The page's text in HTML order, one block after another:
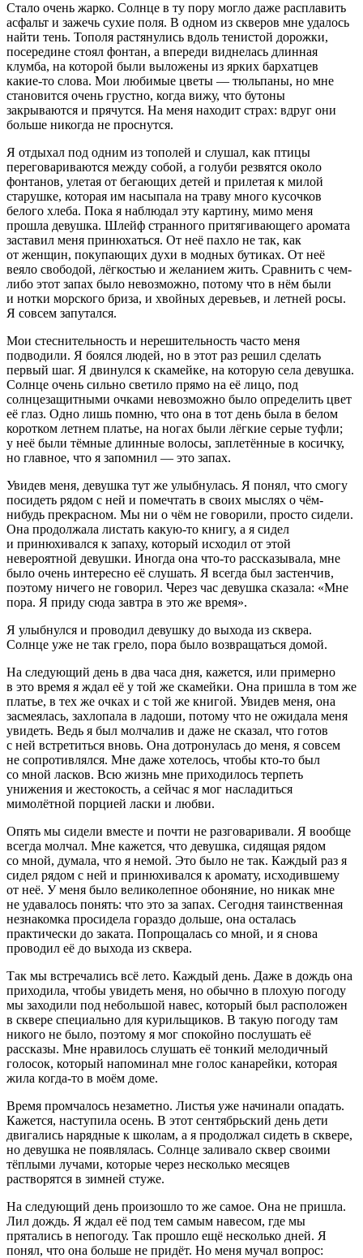
Стало очень жарко. Солнце в ту пору могло даже расплавить
асфальт и зажечь сухие поля. В одном из скверов мне удалось
найти тень. Тополя растянулись вдоль тенистой дорожки,
посередине стоял фонтан, а впереди виднелась длинная
клумба, на которой были выложены из ярких бархатцев
какие-то слова. Мои любимые цветы — тюльпаны, но мне
становится очень грустно, когда вижу, что бутоны
закрываются и прячутся. На меня находит страх: вдруг они
больше никогда не проснутся.
Я отдыхал под одним из тополей и слушал, как птицы
переговариваются между собой, а голуби резвятся около
фонтанов, улетая от бегающих детей и прилетая к милой
старушке, которая им насыпала на траву много кусочков
белого хлеба. Пока я наблюдал эту картину, мимо меня
прошла девушка. Шлейф странного притягивающего аромата
заставил меня принюхаться. От неё пахло не так, как
от женщин, покупающих духи в модных бутиках. От неё
веяло свободой, лёгкостью и желанием жить. Сравнить с чем-
либо этот запах было невозможно, потому что в нём были
и нотки морского бриза, и хвойных деревьев, и летней росы.
Я совсем запутался.
Мои стеснительность и нерешительность часто меня
подводили. Я боялся людей, но в этот раз решил сделать
первый шаг. Я двинулся к скамейке, на которую села девушка.
Солнце очень сильно светило прямо на её лицо, под
солнцезащитными очками невозможно было определить цвет
её глаз. Одно лишь помню, что она в тот день была в белом
коротком летнем платье, на ногах были лёгкие серые туфли;
у неё были тёмные длинные волосы, заплетённые в косичку,
но главное, что я запомнил — это запах.
Увидев меня, девушка тут же улыбнулась. Я понял, что смогу
посидеть рядом с ней и помечтать в своих мыслях о чём-
нибудь прекрасном. Мы ни о чём не говорили, просто сидели.
Она продолжала листать какую-то книгу, а я сидел
и принюхивался к запаху, который исходил от этой
невероятной девушки. Иногда она что-то рассказывала, мне
было очень интересно её слушать. Я всегда был застенчив,
поэтому ничего не говорил. Через час девушка сказала: «Мне
пора. Я приду сюда завтра в это же время».
Я улыбнулся и проводил девушку до выхода из сквера.
Солнце уже не так грело, пора было возвращаться домой.
На следующий день в два часа дня, кажется, или примерно
в это время я ждал её у той же скамейки. Она пришла в том же
платье, в тех же очках и с той же книгой. Увидев меня, она
засмеялась, захлопала в ладоши, потому что не ожидала меня
увидеть. Ведь я был молчалив и даже не сказал, что готов
с ней встретиться вновь. Она дотронулась до меня, я совсем
не сопротивлялся. Мне даже хотелось, чтобы кто-то был
со мной ласков. Всю жизнь мне приходилось терпеть
унижения и жестокость, а сейчас я мог насладиться
мимолётной порцией ласки и любви.
Опять мы сидели вместе и почти не разговаривали. Я вообще
всегда молчал. Мне кажется, что девушка, сидящая рядом
со мной, думала, что я немой. Это было не так. Каждый раз я
сидел рядом с ней и принюхивался к аромату, исходившему
от неё. У меня было великолепное обоняние, но никак мне
не удавалось понять: что это за запах. Сегодня таинственная
незнакомка просидела гораздо дольше, она осталась
практически до заката. Попрощалась со мной, и я снова
проводил её до выхода из сквера.
Так мы встречались всё лето. Каждый день. Даже в дождь она
приходила, чтобы увидеть меня, но обычно в плохую погоду
мы заходили под небольшой навес, который был расположен
в сквере специально для курильщиков. В такую погоду там
никого не было, поэтому я мог спокойно послушать её
рассказы. Мне нравилось слушать её тонкий мелодичный
голосок, который напоминал мне голос канарейки, которая
жила когда-то в моём доме.
Время промчалось незаметно. Листья уже начинали опадать.
Кажется, наступила осень. В этот сентябрьский день дети
двигались нарядные к школам, а я продолжал сидеть в сквере,
но девушка не появлялась. Солнце заливало сквер своими
тёплыми лучами, которые через несколько месяцев
растворятся в зимней стуже.
На следующий день произошло то же самое. Она не пришла.
Лил дождь. Я ждал её под тем самым навесом, где мы
прятались в непогоду. Так прошло ещё несколько дней. Я
понял, что она больше не придёт. Но меня мучал вопрос: